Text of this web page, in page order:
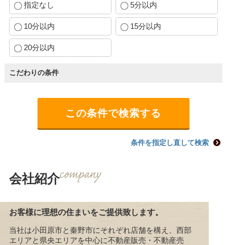
指定なし 5分以内
10分以内 15分以内
20分以内
こだわりの条件
条件を指定し直して検索
会社紹介
お客様に理想の住まいをご提供致します。
当社は小田原市と秦野市にそれぞれ店舗を構え、西部
エリアと県央エリアを中心に不動産販売・不動産売